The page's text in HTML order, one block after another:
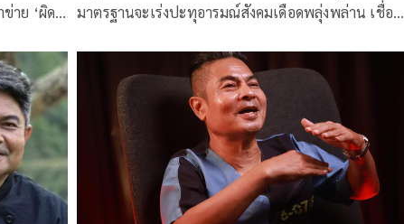
าย ‘ผิด
มาตรฐานจะเร่งปะทุอารมณ์สังคมเดือดพลุ่งพล่าน เชื่อ
สู่ความพินาศฉิบหายได้ทั้งสิ้น เย้ยดีลไฟเขียวทำให้บาง
คนเหลิงอำนาจยิ่งใหญ่